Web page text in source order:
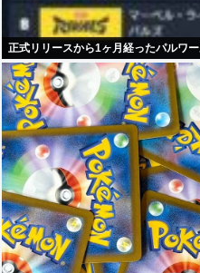
正式リリースから1ヶ月経ったパルワ